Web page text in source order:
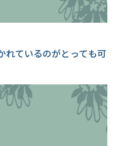
れているのがとっても可